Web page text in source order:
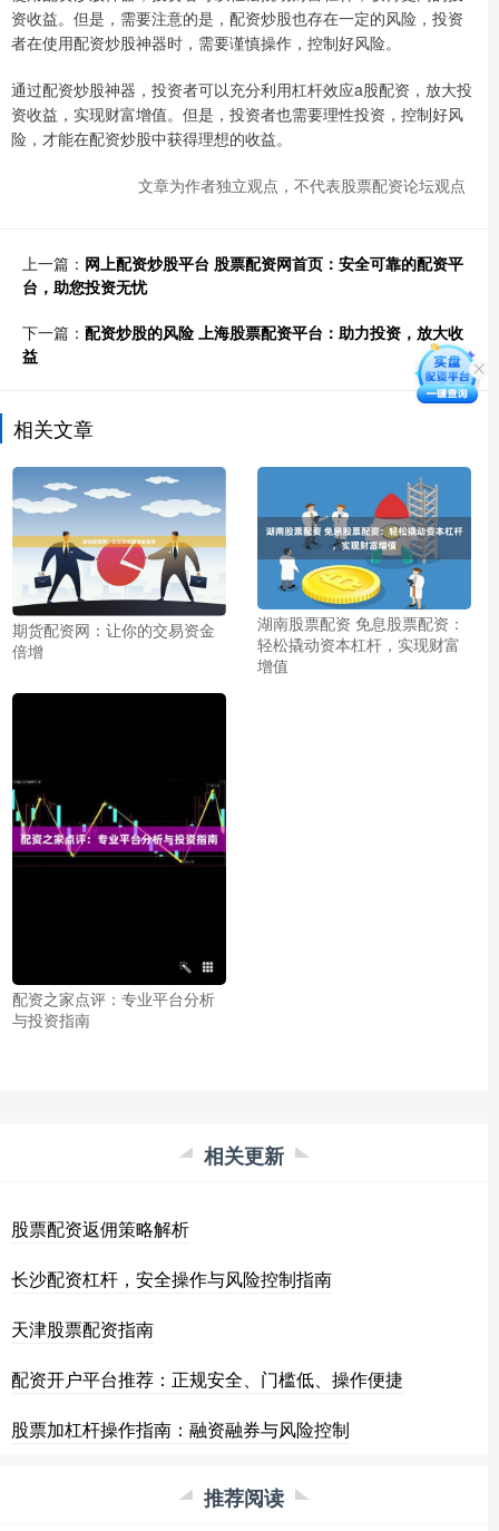
资收益。但是，需要注意的是，配资炒股也存在一定的风险，投资
者在使用配资炒股神器时，需要谨慎操作，控制好风险。
通过配资炒股神器，投资者可以充分利用杠杆效应a股配资，放大投
资收益，实现财富增值。但是，投资者也需要理性投资，控制好风
险，才能在配资炒股中获得理想的收益。
文章为作者独立观点，不代表股票配资论坛观点
上一篇： 网上配资炒股平台 股票配资网首页：安全可靠的配资平
台，助您投资无忧
下一篇： 配资炒股的风险 上海股票配资平台：助力投资，放大收
益
相关文章
期货配资网：让你的交易资金
倍增
湖南股票配资 免息股票配资：
轻松撬动资本杠杆，实现财富
增值
配资之家点评：专业平台分析
与投资指南
相关更新
股票配资返佣策略解析
长沙配资杠杆，安全操作与风险控制指南
天津股票配资指南
配资开户平台推荐：正规安全、门槛低、操作便捷
股票加杠杆操作指南：融资融券与风险控制
推荐阅读